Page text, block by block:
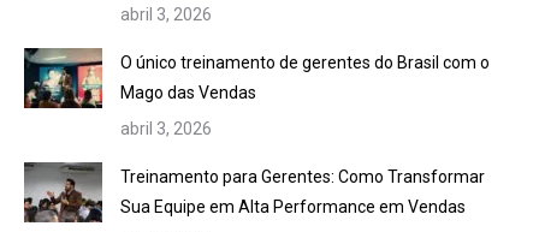
abril 3, 2026
O único treinamento de gerentes do Brasil com o
Mago das Vendas
abril 3, 2026
Treinamento para Gerentes: Como Transformar
Sua Equipe em Alta Performance em Vendas